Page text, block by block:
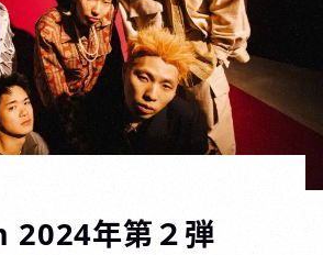
年第２弾